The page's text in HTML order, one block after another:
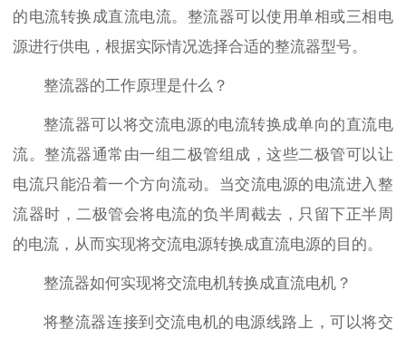
的电流转换成直流电流。整流器可以使用单相或三相电
源进行供电，根据实际情况选择合适的整流器型号。
整流器的工作原理是什么？
整流器可以将交流电源的电流转换成单向的直流电
流。整流器通常由一组二极管组成，这些二极管可以让
电流只能沿着一个方向流动。当交流电源的电流进入整
流器时，二极管会将电流的负半周截去，只留下正半周
的电流，从而实现将交流电源转换成直流电源的目的。
整流器如何实现将交流电机转换成直流电机？
将整流器连接到交流电机的电源线路上，可以将交